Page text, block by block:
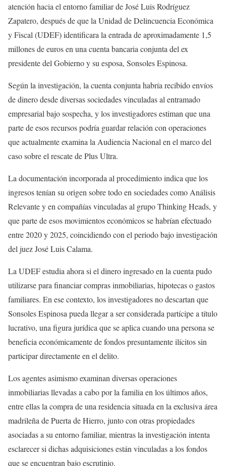
atención hacia el entorno familiar de José Luis Rodríguez
Zapatero, después de que la Unidad de Delincuencia Económica
y Fiscal (UDEF) identificara la entrada de aproximadamente 1,5
millones de euros en una cuenta bancaria conjunta del ex
presidente del Gobierno y su esposa, Sonsoles Espinosa.
Según la investigación, la cuenta conjunta habría recibido envíos
de dinero desde diversas sociedades vinculadas al entramado
empresarial bajo sospecha, y los investigadores estiman que una
parte de esos recursos podría guardar relación con operaciones
que actualmente examina la Audiencia Nacional en el marco del
caso sobre el rescate de Plus Ultra.
La documentación incorporada al procedimiento indica que los
ingresos tenían su origen sobre todo en sociedades como Análisis
Relevante y en compañías vinculadas al grupo Thinking Heads, y
que parte de esos movimientos económicos se habrían efectuado
entre 2020 y 2025, coincidiendo con el periodo bajo investigación
del juez José Luis Calama.
La UDEF estudia ahora si el dinero ingresado en la cuenta pudo
utilizarse para financiar compras inmobiliarias, hipotecas o gastos
familiares. En ese contexto, los investigadores no descartan que
Sonsoles Espinosa pueda llegar a ser considerada partícipe a título
lucrativo, una figura jurídica que se aplica cuando una persona se
beneficia económicamente de fondos presuntamente ilícitos sin
participar directamente en el delito.
Los agentes asimismo examinan diversas operaciones
inmobiliarias llevadas a cabo por la familia en los últimos años,
entre ellas la compra de una residencia situada en la exclusiva área
madrileña de Puerta de Hierro, junto con otras propiedades
asociadas a su entorno familiar, mientras la investigación intenta
esclarecer si dichas adquisiciones están vinculadas a los fondos
que se encuentran bajo escrutinio.